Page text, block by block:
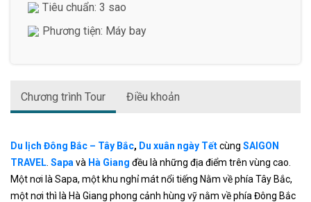
Tiêu chuẩn: 3 sao
Phương tiện: Máy bay
Chương trình Tour Điều khoản
Du lịch Đông Bắc – Tây Bắc, Du xuân ngày Tếtcùng SAIGON
TRAVEL Sapa và Hà Giang đều là những địa điểm trên vùng cao.
Một nơi là Sapa, một khu nghỉ mát nổi tiếng Nằm về phía Tây Bắc,
một nơi thì là Hà Giang phong cảnh hùng vỹ nằm về phía Đông Bắc